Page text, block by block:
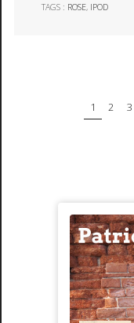
TAGS : ROSE, IPOD
1 2 3